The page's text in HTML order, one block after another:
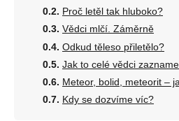
Proč letěl tak hluboko?
Vědci mlčí. Záměrně
Odkud těleso přiletělo?
Jak to celé vědci
Meteor, bolid, meteorit –
Kdy se dozvíme víc?